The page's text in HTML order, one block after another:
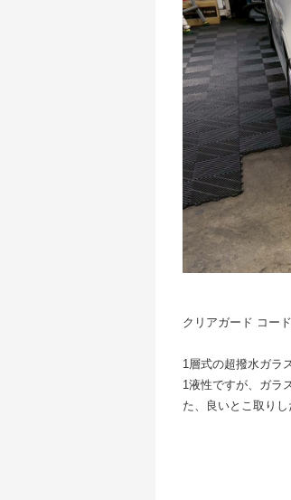
クリアガード コー
1層式の超撥水ガラ
1液性ですが、ガラ
た、良いとこ取りし